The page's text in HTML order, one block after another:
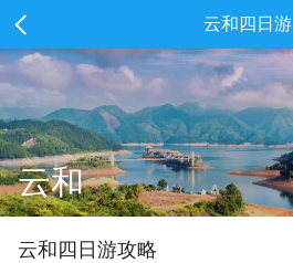
云和四日游
云和
云和 四 日游攻略